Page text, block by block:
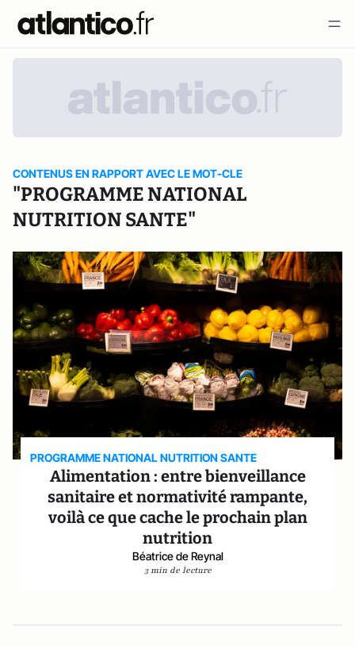
CONTENUS EN RAPPORT AVEC LE MOT-CLE
"PROGRAMME NATIONAL
NUTRITION SANTE"
PROGRAMME NATIONAL NUTRITION SANTE
Alimentation : entre bienveillance
sanitaire et normativité rampante,
voilà ce que cache le prochain plan
nutrition
Béatrice de Reynal
3 min de lecture